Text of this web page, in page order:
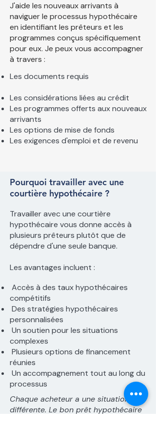
J'aide les nouveaux arrivants à
naviguer le processus hypothécaire
en identifiant les prêteurs et les
programmes conçus spécifiquement
pour eux. Je peux vous accompagner
à travers :
Les documents requis
Les considérations liées au crédit
Les programmes offerts aux nouveaux
arrivants
Les options de mise de fonds
Les exigences d'emploi et de revenu
Pourquoi travailler avec une
courtière hypothécaire ?
Travailler avec une courtière
hypothécaire vous donne accès à
plusieurs prêteurs plutôt que de
dépendre d'une seule banque.
Les avantages incluent :
Accès à des taux hypothécaires
compétitifs
Des stratégies hypothécaires
personnalisées
Un soutien pour les situations
complexes
Plusieurs options de financement
réunies
Un accompagnement tout au long du
processus
Chaque acheteur a une situation
différente. Le bon prêt hypothécaire